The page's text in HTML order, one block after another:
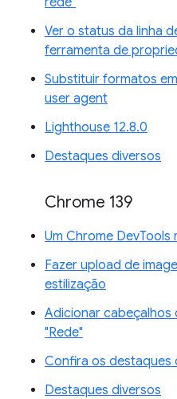
Ver o status da linha
ferramenta de
Substituir formatos
user agent
Lighthouse 12.8.0
Destaques diversos
Chrome 139
Um Chrome
Fazer upload de
estilização
Adicionar cabeçalhos
"Rede"
Confira os destaques
Destaques diversos